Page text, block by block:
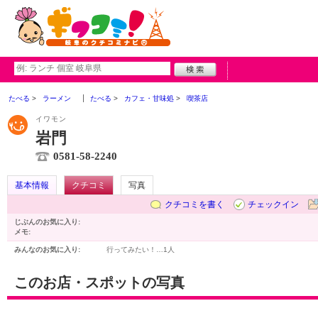
たべる ラーメン たべる カフェ・甘味処 喫茶店
イワモン
岩門
0581-58-2240
基本情報 クチコミ
写真
クチコミを書く
チェックイン
じぶんのお気に入り:
メモ:
みんなのお気に入り: 行ってみたい！… 1人
このお店・スポットの写真